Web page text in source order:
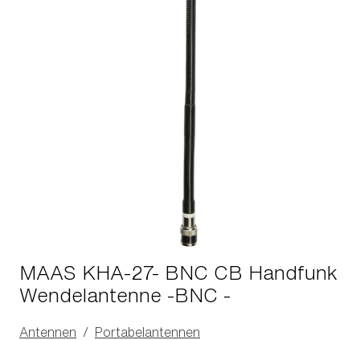
MAAS KHA-27- BNC CB Handfunk
Wendelantenne -BNC -
Antennen
Portabelantennen